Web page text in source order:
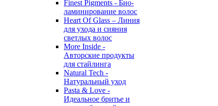
Finest Pigments - Био-
ламинирование волос
Heart Of Glass – Линия
для ухода и сияния
светлых волос
More Inside -
Авторские продукты
для стайлинга
Natural Tech -
Натуральный уход
Pasta & Love -
Идеальное бритье и